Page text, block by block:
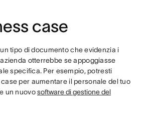
case
tipo di documento che evidenzia i
otterrebbe se appoggiasse
specifica. Per esempio, potresti
per aumentare il personale del tuo
un nuovosoftware di gestione del